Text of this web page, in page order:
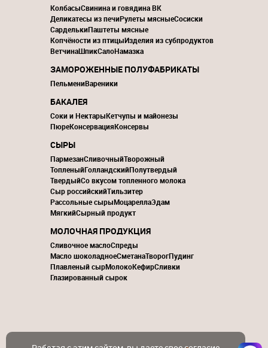
КолбасыСвинина и говядина ВК
Деликатесы из печиРулеты мясныеСосиски
СарделькиПаштеты мясные
Копчёности из птицыИзделия из субпродуктов
ВетчинаШпикСалоНамазка
ЗАМОРОЖЕННЫЕ ПОЛУФАБРИКАТЫ
ПельмениВареники
БАКАЛЕЯ
Соки и НектарыКетчупы и майонезы
ПюреКонсервацияКонсервы
СЫРЫ
ПармезанСливочныйТворожный
ТопленыйГолландскийПолутвердый
ТвердыйСо вкусом топленного молока
Сыр российскийТильзитер
Рассольные сырыМоцареллаЭдам
МягкийСырный продукт
МОЛОЧНАЯ ПРОДУКЦИЯ
Сливочное маслоСпреды
Масло шоколадноеСметанаТворогПудинг
Плавленый сырМолокоКефирСливки
Глазированный сырок